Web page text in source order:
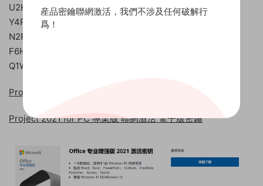
U2H4K-R8M3N-F5X6J-C7V9P-G1L8O
Y4R8T-V9S6M-H3J1P-X2C7O-G5N8K
N2R8S-M7H1J-D9C6P-K4X5O-V8G3K
F6H9O-U4C1P-L8M3J-R5X7N-T2G8K
Q1W7K-Y2G8S-R6O3J-P4X9T-M5N8H
Project 2019 for PC 專業版 官網兌換綁定 電子版密鑰
Project 2021 for PC 專業版 聯網激活 電子版密鑰
産品密鑰聯網激活，我們不涉及任何破解行
爲！